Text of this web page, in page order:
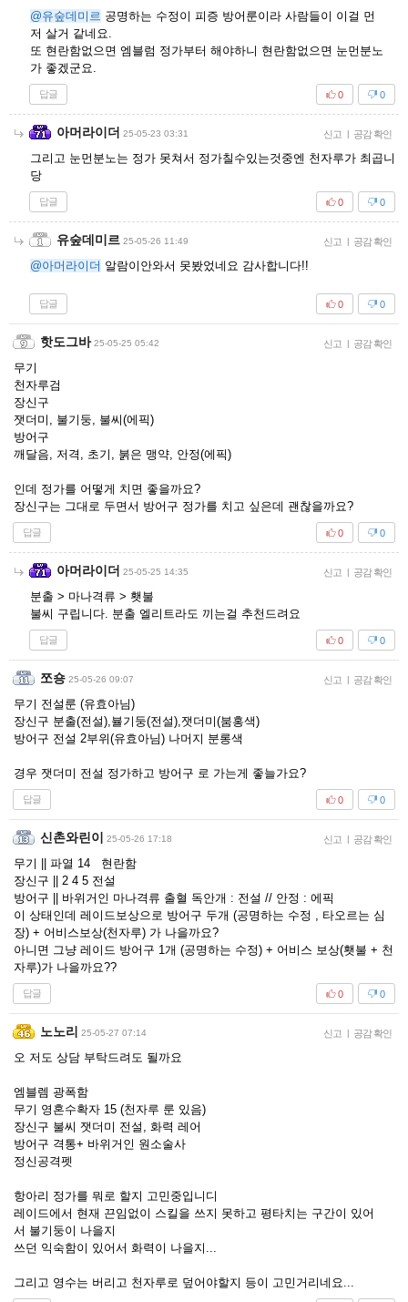
@유숲데미르 공명하는 수정이 피증 방어룬이라 사람들이 이걸 먼
저 살거 같네요.
또 현란함없으면 엠블럼 정가부터 해야하니 현란함없으면 눈먼분노
가 좋겠군요.
답글 0
0
아머라이더 25-05-23 03:31 신고 | 공감 확인
그리고 눈먼분노는 정가 못쳐서 정가칠수있는것중엔 천자루가 최곱니
당
답글 0
0
유숲데미르 25-05-26 11:49 신고 | 공감 확인
@아머라이더 알람이안와서 못봤었네요 감사합니다!!
답글 0
0
핫도그바 25-05-25 05:42 신고 | 공감 확인
무기
천자루검
장신구
잿더미, 불기둥, 불씨(에픽)
방어구
깨달음, 저격, 초기, 붉은 맹약, 안정(에픽)
인데 정가를 어떻게 치면 좋을까요?
장신구는 그대로 두면서 방어구 정가를 치고 싶은데 괜찮을까요?
답글 0
0
아머라이더 25-05-25 14:35 신고 | 공감 확인
분출 > 마나격류 > 횃불
불씨 구립니다. 분출 엘리트라도 끼는걸 추천드려요
답글 0
0
쪼숑 25-05-26 09:07 신고 | 공감 확인
무기 전설룬 (유효아님)
장신구 분출(전설),뷸기둥(전설),잿더미(붐홍색)
방어구 전설 2부위(유효아님) 나머지 분롱색
경우 잿더미 전설 정가하고 방어구 로 가는게 좋늘가요?
답글 0
0
신촌와린이 25-05-26 17:18 신고 | 공감 확인
무기 || 파열 14 현란함
장신구 || 2 4 5 전설
방어구 || 바위거인 마나격류 출혈 독안개 : 전설 // 안정 : 에픽
이 상태인데 레이드보상으로 방어구 두개 (공명하는 수정 , 타오르는 심
장) + 어비스보상(천자루) 가 나을까요?
아니면 그냥 레이드 방어구 1개 (공명하는 수정) + 어비스 보상(횃불 + 천
자루)가 나을까요??
답글 0
0
노노리 25-05-27 07:14 신고 | 공감 확인
오 저도 상담 부탁드려도 될까요
엠블렘 광폭함
무기 영혼수확자 15 (천자루 룬 있음)
장신구 불씨 잿더미 전설, 화력 레어
방어구 격통+ 바위거인 원소술사
정신공격펫
항아리 정가를 뭐로 할지 고민중입니디
레이드에서 현재 끈임없이 스킬을 쓰지 못하고 평타치는 구간이 있어
서 불기둥이 나을지
쓰던 익숙함이 있어서 화력이 나을지...
그리고 영수는 버리고 천자루로 덮어야할지 등이 고민거리네요...